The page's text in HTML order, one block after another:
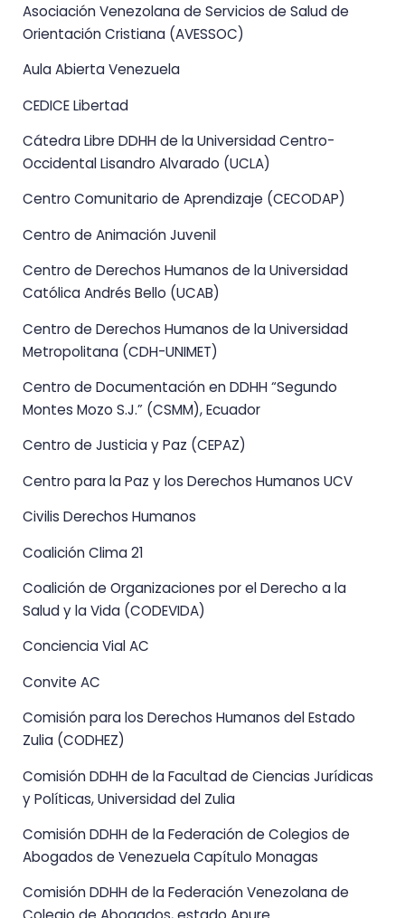
Asociación Venezolana de Servicios de Salud de
Orientación Cristiana (AVESSOC)
Aula Abierta Venezuela
CEDICE Libertad
Cátedra Libre DDHH de la Universidad Centro-
Occidental Lisandro Alvarado (UCLA)
Centro Comunitario de Aprendizaje (CECODAP)
Centro de Animación Juvenil
Centro de Derechos Humanos de la Universidad
Católica Andrés Bello (UCAB)
Centro de Derechos Humanos de la Universidad
Metropolitana (CDH-UNIMET)
Centro de Documentación en DDHH “Segundo
Montes Mozo S.J.” (CSMM), Ecuador
Centro de Justicia y Paz (CEPAZ)
Centro para la Paz y los Derechos Humanos UCV
Civilis Derechos Humanos
Coalición Clima 21
Coalición de Organizaciones por el Derecho a la
Salud y la Vida (CODEVIDA)
Conciencia Vial AC
Convite AC
Comisión para los Derechos Humanos del Estado
Zulia (CODHEZ)
Comisión DDHH de la Facultad de Ciencias Jurídicas
y Políticas, Universidad del Zulia
Comisión DDHH de la Federación de Colegios de
Abogados de Venezuela Capítulo Monagas
Comisión DDHH de la Federación Venezolana de